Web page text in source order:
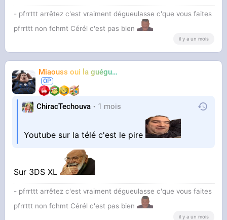
- pfrrttt arrêtez c'est vraiment dégueulasse c'que vous faites
pfrrttt non fchmt Cérél c'est pas bien
il y a un mois
Miaouss oui la guéguérre
ChiracTechouva 1 mois
Youtube sur la télé c'est le pire
Sur 3DS XL
- pfrrttt arrêtez c'est vraiment dégueulasse c'que vous faites
pfrrttt non fchmt Cérél c'est pas bien
il y a un mois